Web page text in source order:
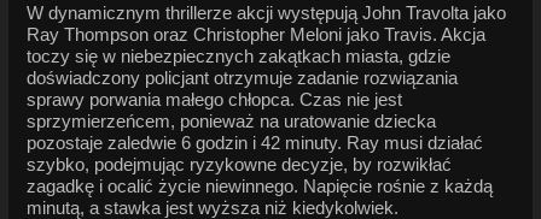
W dynamicznym thrillerze akcji występują John Travolta jako
Ray Thompson oraz Christopher Meloni jako Travis. Akcja
toczy się w niebezpiecznych zakątkach miasta, gdzie
doświadczony policjant otrzymuje zadanie rozwiązania
sprawy porwania małego chłopca. Czas nie jest
sprzymierzeńcem, ponieważ na uratowanie dziecka
pozostaje zaledwie 6 godzin i 42 minuty. Ray musi działać
szybko, podejmując ryzykowne decyzje, by rozwikłać
zagadkę i ocalić życie niewinnego. Napięcie rośnie z każdą
minutą, a stawka jest wyższa niż kiedykolwiek.